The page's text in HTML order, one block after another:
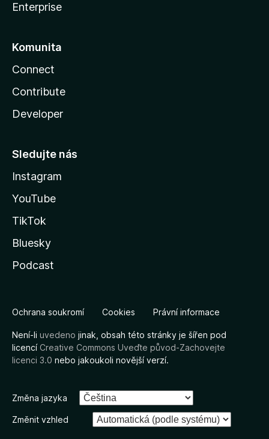
Enterprise
Komunita
Connect
Contribute
Developer
Sledujte nás
Instagram
YouTube
TikTok
Bluesky
Podcast
Ochrana soukromí Cookies Právní informace
Není-li uvedeno jinak, obsah této stránky je šířen pod
licencíCreative Commons Uveďte původ-Zachovejte
licenci 3.0 nebo jakoukoli novější verzí.
Změna jazyka
Změnit vzhled